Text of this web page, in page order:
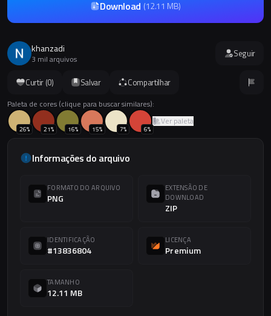
Curtir (0) Salvar Compartilhar
Paleta de cores (clique para buscar similares):
26% 21% 16% 15% 7% 6%
Ver paleta
Informações do arquivo
FORMATO DO ARQUIVO
PNG
EXTENSÃO DE
DOWNLOAD
ZIP
IDENTIFICAÇÃO
#13836804
LICENÇA
Premium
TAMANHO
12.11 MB
Download (12.11 MB)
khanzadi
3 mil arquivos Seguir